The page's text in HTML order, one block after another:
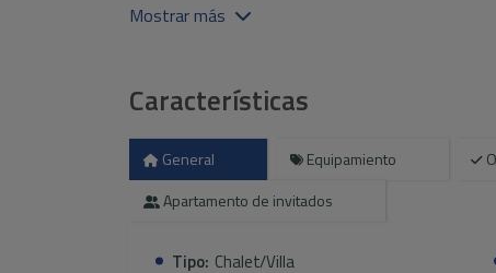
En la planta sótano se encuentra un espacio
adicional.
La vivienda está equipada con aire
empotrados. En el exterior ofrece parking
una zona de barbacoa ideal para disfrutar del
Mostrar más
Características
General Equipamiento
Apartamento de invitados
Tipo: Chalet/Villa